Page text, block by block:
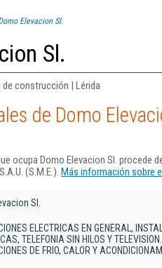
Elevacion Sl.
Sl.
construcción | Lérida
de Domo
ocupa Domo Elevacion Sl. procede
(S.M.E.). Más información sobre
Sl.
ELECTRICAS EN GENERAL,
TELEFONIA SIN HILOS Y
DE FRIO, CALOR Y